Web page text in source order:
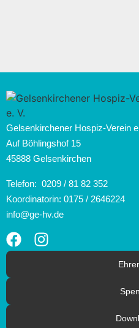
Gelsenkirchener Hospiz-Verein
Auf Böhlingshof 15
45888 Gelsenkirchen
Telefon: 0209 / 81 82 352
Koordinatorin: 0175 / 2646224
info@ge-hv.de